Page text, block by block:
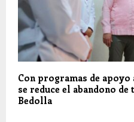
Con programas de apoyo
se reduce el abandono
Bedolla